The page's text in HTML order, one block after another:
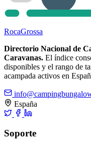
RocaGrossa
Directorio Nacional de
Caravanas. El índice
disponibles y el rango de
acampada activos en
España
Soporte